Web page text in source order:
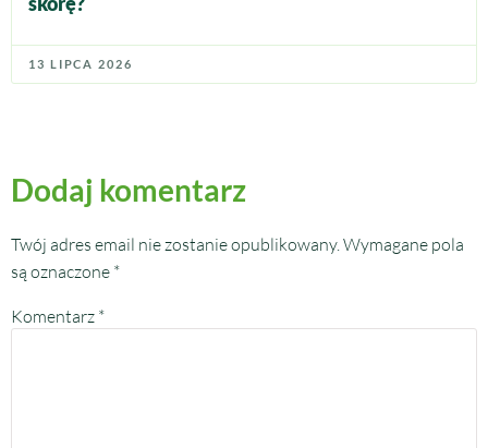
13 LIPCA 2026
Dodaj komentarz
Twój adres email nie zostanie opublikowany. Wymagane pola
są oznaczone *
Komentarz *